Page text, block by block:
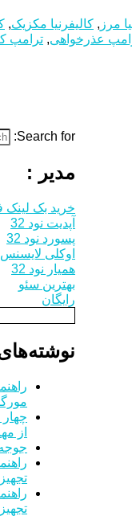
مرز , کالیفرنیا مکزیک,
عذرخواهی, ترامپ
Search for:
مدیر :
خرید بک لینک
آپدیت نود 32
پسورد نود 32
اوکلی لایسنس
همیار نود 32
بهترین سئو
رایگان
از